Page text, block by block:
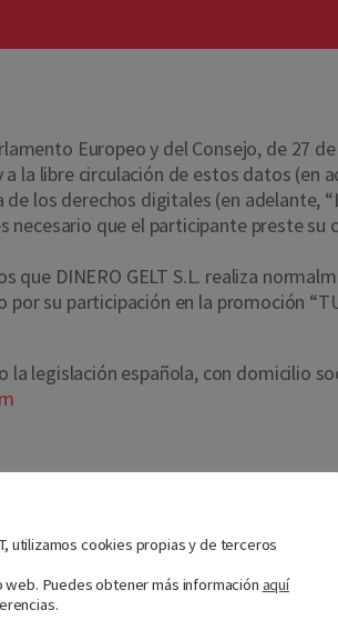
Europeo y del Consejo, de 27
libre circulación de estos datos (en
los derechos digitales (en adelante,
necesario que el participante preste
DINERO GELT S.L. realiza
su participación en la promoción
la legislación española, con domicilio
pero no limitativo, comprobar que
su condición de ganador o en
utilizamos cookies propias y de terceros
Puedes obtener más información aquí